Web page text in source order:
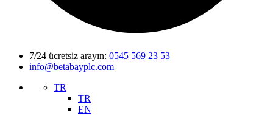
7/24 ücretsiz arayın: 0545 569 23 53
info@betabayplc.com
TR
TR
EN